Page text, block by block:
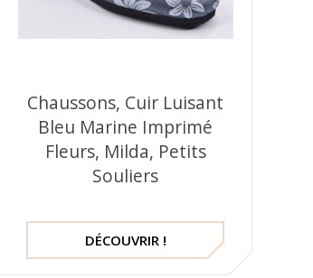
Chaussons, Cuir Luisant
Bleu Marine Imprimé
Fleurs, Milda, Petits
Souliers
DÉCOUVRIR !